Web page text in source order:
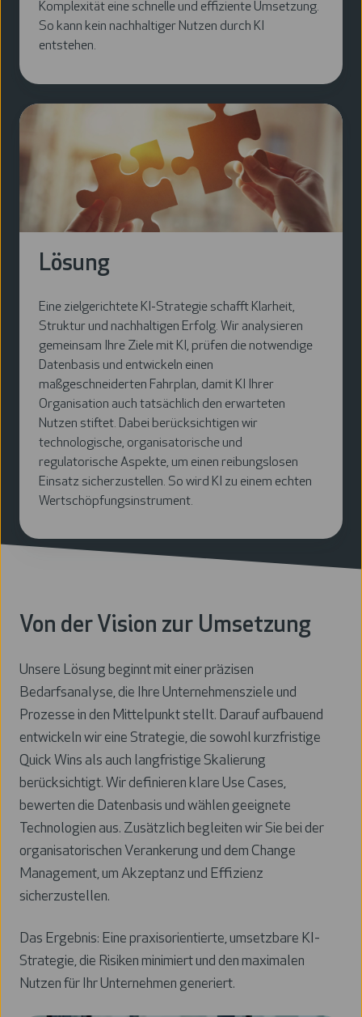
Komplexität eine schnelle und effiziente Umsetzung.
So kann kein nachhaltiger Nutzen durch KI
entstehen.
Lösung
Eine zielgerichtete KI-Strategie schafft Klarheit,
Struktur und nachhaltigen Erfolg. Wir analysieren
gemeinsam Ihre Ziele mit KI, prüfen die notwendige
Datenbasis und entwickeln einen
maßgeschneiderten Fahrplan, damit KI Ihrer
Organisation auch tatsächlich den erwarteten
Nutzen stiftet. Dabei berücksichtigen wir
technologische, organisatorische und
regulatorische Aspekte, um einen reibungslosen
Einsatz sicherzustellen. So wird KI zu einem echten
Wertschöpfungsinstrument.
Von der Vision zur Umsetzung
Unsere Lösung beginnt mit einer präzisen
Bedarfsanalyse, die Ihre Unternehmensziele und
Prozesse in den Mittelpunkt stellt. Darauf aufbauend
entwickeln wir eine Strategie, die sowohl kurzfristige
Quick Wins als auch langfristige Skalierung
berücksichtigt. Wir definieren klare Use Cases,
bewerten die Datenbasis und wählen geeignete
Technologien aus. Zusätzlich begleiten wir Sie bei der
organisatorischen Verankerung und dem Change
Management, um Akzeptanz und Effizienz
sicherzustellen.
Das Ergebnis: Eine praxisorientierte, umsetzbare KI-
Strategie, die Risiken minimiert und den maximalen
Nutzen für Ihr Unternehmen generiert.